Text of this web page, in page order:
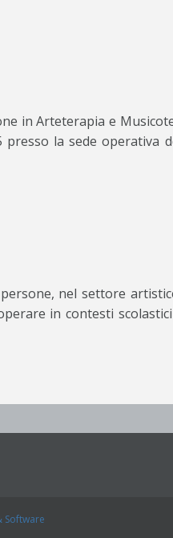
in Arteterapia e
la sede operativa
nel settore
in contesti
Software